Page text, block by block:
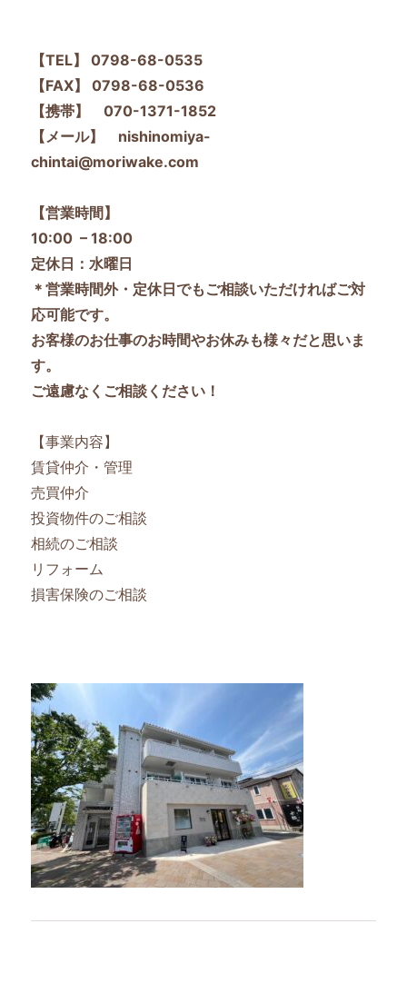
【TEL】 0798-68-0535
【FAX】 0798-68-0536
【携帯】 070-1371-1852
【メール】 nishinomiya-
chintai@moriwake.com
【営業時間】
10:00 – 18:00
定休日：水曜日
＊営業時間外・定休日でもご相談いただければご対
応可能です。
お客様のお仕事のお時間やお休みも様々だと思いま
す。
ご遠慮なくご相談ください！
【事業内容】
賃貸仲介・管理
売買仲介
投資物件のご相談
相続のご相談
リフォーム
損害保険のご相談